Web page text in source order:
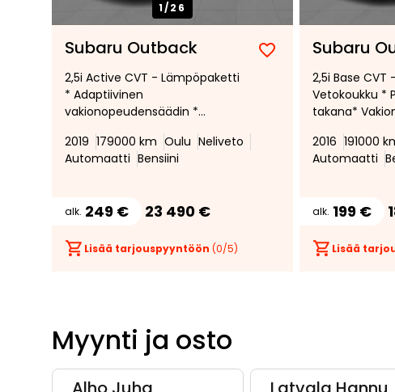
1/26
Subaru Outback
Lisää
suosikiksi
Poista
suosikeista
2,5i Active CVT - Lämpöpaketti
* Adaptiivinen
vakionopeudensäädin *
Avaimeton kulku *
Peruutuskamera * Vetokoukku
2019 179000 km Oulu Neliveto
Automaatti Bensiini
alk. 249 € 23 490 €
Lisää tarjouspyyntöön (0/5)
Subaru
2,5i Base
Vetokoukku *
takana*
2016 191000
Automaatti
alk. 199 €
Lisää
Myynti ja osto